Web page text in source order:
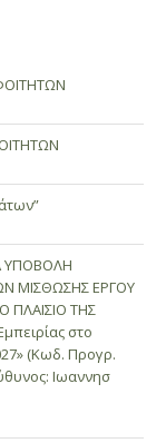
ΥΠΟΒΟΛΗ
ΜΙΣΘΩΣΗΣ ΕΡΓΟΥ
ΠΛΑΙΣΙΟ ΤΗΣ
στο
(Κωδ. Προγρ.
Ιωαννησ